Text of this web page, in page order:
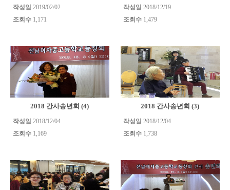
작성일 2019/02/02
조회수1,171
작성일 2018/12/19
조회수1,479
2018 간사송년회 (4)
작성일 2018/12/04
조회수1,169
2018 간사송년회 (3)
작성일 2018/12/04
조회수1,738